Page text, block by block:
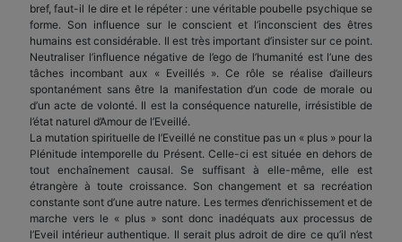
bref, faut-il le dire et le répéter : une véritable poubelle psychique se
forme. Son influence sur le conscient et l’inconscient des êtres
humains est considérable. Il est très important d’insister sur ce point.
Neutraliser l’influence négative de l’ego de l’humanité est l’une des
tâches incombant aux « Eveillés ». Ce rôle se réalise d’ailleurs
spontanément sans être la manifestation d’un code de morale ou
d’un acte de volonté. Il est la conséquence naturelle, irrésistible de
l’état naturel d’Amour de l’Eveillé.
La mutation spirituelle de l’Eveillé ne constitue pas un « plus » pour la
Plénitude intemporelle du Présent. Celle-ci est située en dehors de
tout enchaînement causal. Se suffisant à elle-même, elle est
étrangère à toute croissance. Son changement et sa recréation
constante sont d’une autre nature. Les termes d’enrichissement et de
marche vers le « plus » sont donc inadéquats aux processus de
l’Eveil intérieur authentique. Il serait plus adroit de dire ce qu’il n’est